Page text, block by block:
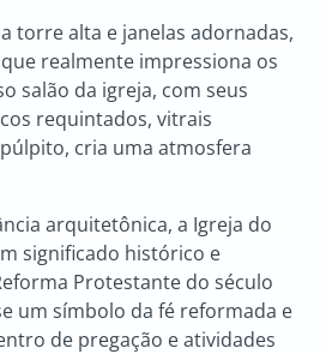
torre alta e janelas adornadas,
realmente impressiona os
salão da igreja, com seus
requintados, vitrais
cria uma atmosfera
arquitetônica, a Igreja do
significado histórico e
Protestante do século
um símbolo da fé reformada e
de pregação e atividades